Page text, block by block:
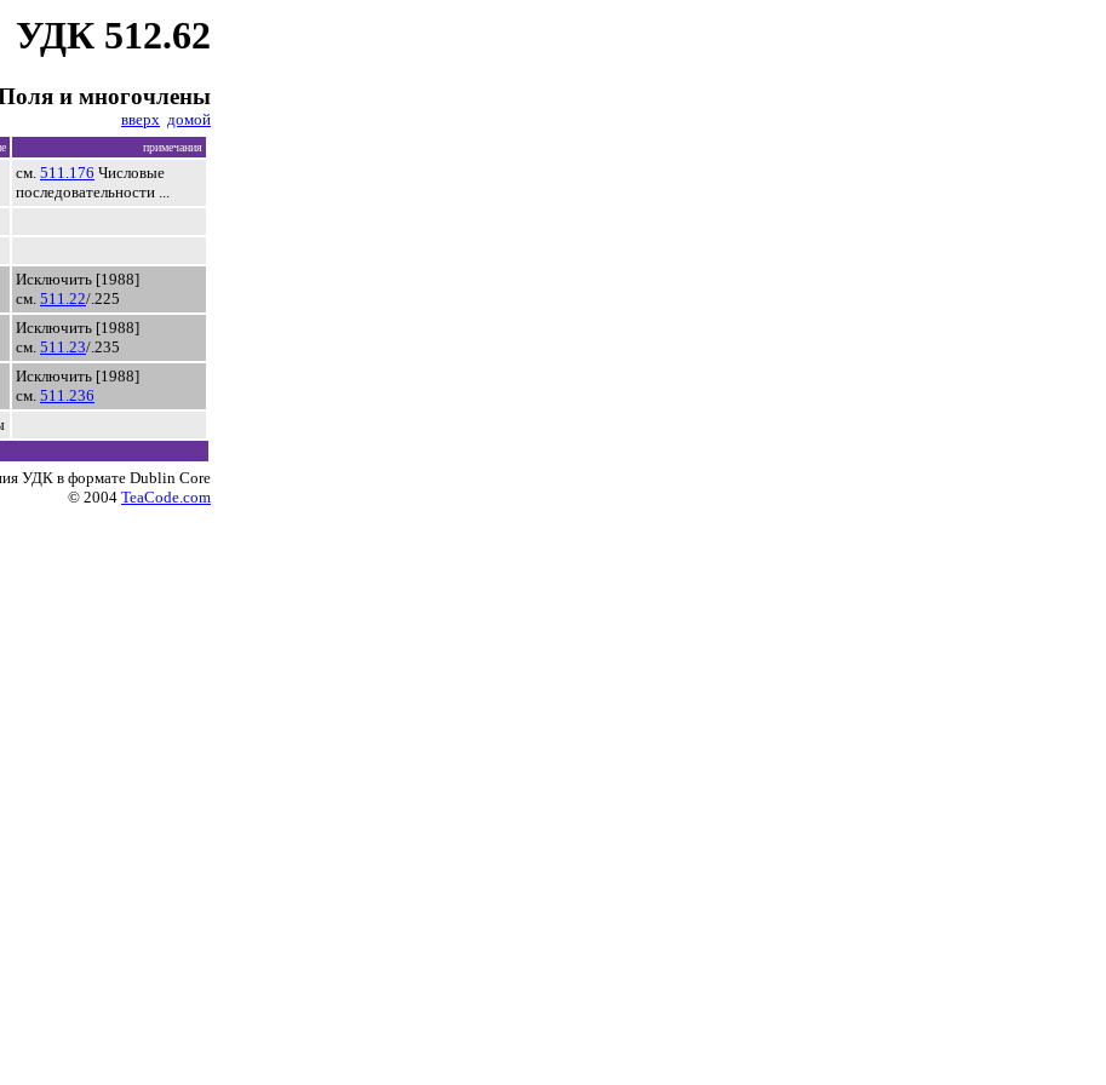
УДК 512.62
и многочлены
вверх домой
примечания
см. 511.176 Числовые
последовательности ...
Исключить [1988]
см. 511.22/.225
Исключить [1988]
см. 511.23/.235
Исключить [1988]
см. 511.236
УДК в формате Dublin Core
© 2004 TeaCode.com